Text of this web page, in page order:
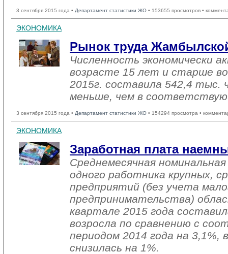
3 сентября 2015 года • Департамент статистики ЖО • 153655 просмотров •
ЭКОНОМИКА
Рынок труда
Численность экономически
возрасте 15 лет и старше
2015г. составила 542,4 тыс.
меньше, чем в
3 сентября 2015 года • Департамент статистики ЖО • 154294 просмотра •
ЭКОНОМИКА
Заработная плата
Среднемесячная
одного работника крупных,
предприятий (без учета
предпринимательства)
квартале 2015 года
возросла по сравнению с
периодом 2014 года на 3,1%,
снизилась на 1%.